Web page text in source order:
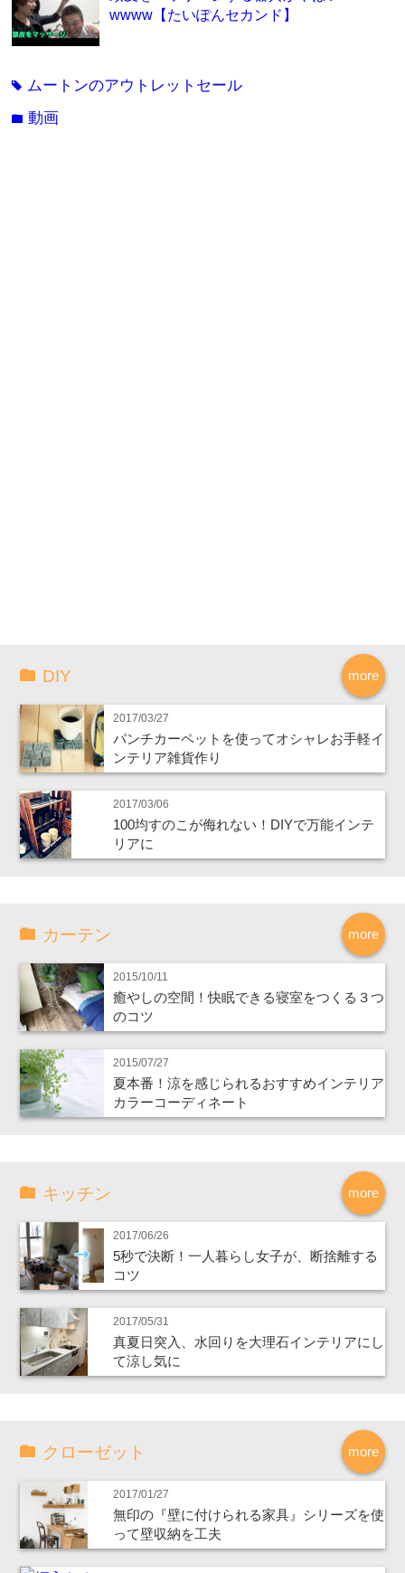
wwww【たいぽんセカンド】
tag ムートンのアウトレットセール
folder動画
more
DIY
2017/03/27
パンチカーペットを使ってオシャレお手軽イ
ンテリア雑貨作り
2017/03/06
100均すのこが侮れない！DIYで万能インテ
リアに
more
カーテン
2015/10/11
癒やしの空間！快眠できる寝室をつくる３つ
のコツ
2015/07/27
夏本番！涼を感じられるおすすめインテリア
カラーコーディネート
more
キッチン
2017/06/26
5秒で決断！一人暮らし女子が、断捨離する
コツ
2017/05/31
真夏日突入、水回りを大理石インテリアにし
て涼し気に
more
クローゼット
2017/01/27
無印の『壁に付けられる家具』シリーズを使
って壁収納を工夫